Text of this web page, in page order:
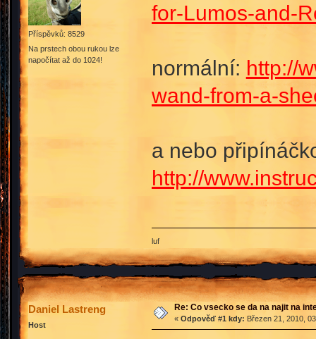
Příspěvků: 8529
Na prstech obou rukou lze
napočítat až do 1024!
for-Lumos-and-
normální: http://
wand-from-a-
a nebo
http://
luf
Daniel Lastreng
Host
Re: Co vsecko se da na najit na
« Odpověď #1 kdy: Březen 21, 2010,